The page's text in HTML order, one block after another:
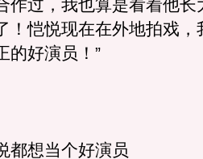
作过，我也算是看着他长
！恺悦现在在外地拍戏，
的好演员！”
想当个好演员